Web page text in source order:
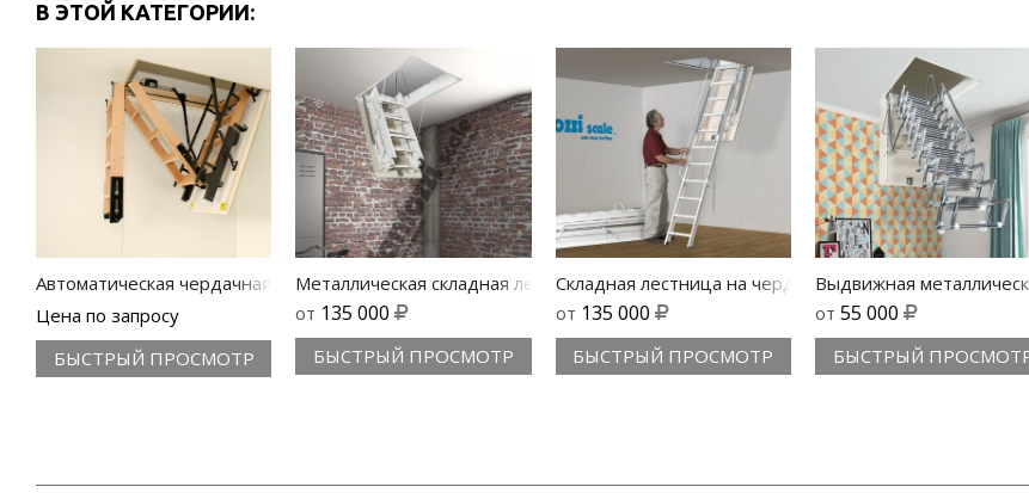
В ЭТОЙ КАТЕГОРИИ:
Автоматическая чердачная лестница с электроприводом SkyLark
Цена по запросу
БЫСТРЫЙ ПРОСМОТР
Металлическая складная лестница на чердак Aci 3 Metal
от 135 000
БЫСТРЫЙ ПРОСМОТР
Складная лестница на чердак Aci 3 Speciale
от 135 000
БЫСТРЫЙ ПРОСМОТР
Выдвижная
от 55 000
БЫСТРЫЙ